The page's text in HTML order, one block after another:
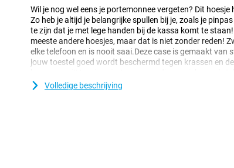
Wil je nog wel eens je portemonnee vergeten? Dit
Zo heb je altijd je belangrijke spullen bij je, zoals je
te zijn dat je met lege handen bij de kassa komt te
meeste andere hoesjes, maar dat is niet zonder reden!
elke telefoon en is nooit saai.Deze case is gemaakt
jouw toestel goed wordt beschermd tegen krassen en
zoals deze zijn enorm populair. Ze beschermen de
Volledige beschrijving